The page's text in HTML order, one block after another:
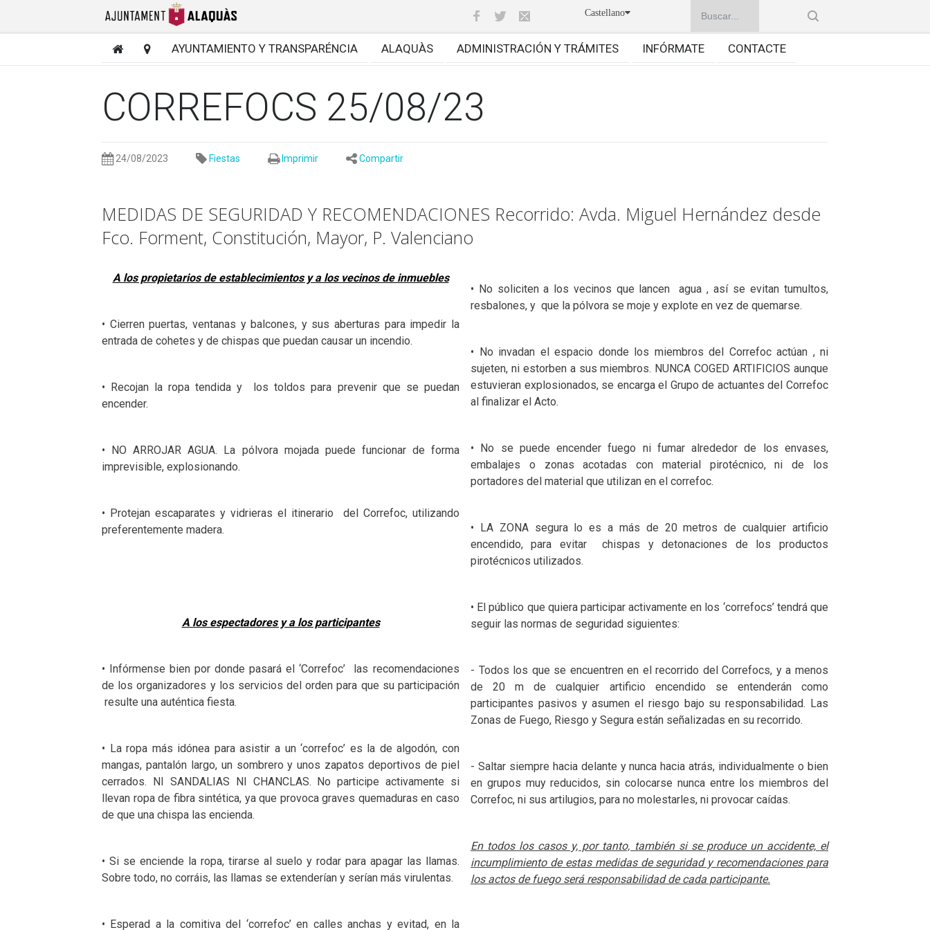
Castellano
AYUNTAMIENTO Y TRANSPARÉNCIA ALAQUÀS ADMINISTRACIÓN Y TRÁMITES INFÓRMATE CONTACTE
CORREFOCS 25/08/23
24/08/2023 Fiestas Imprimir Compartir
MEDIDAS DE SEGURIDAD Y RECOMENDACIONES Recorrido: Avda. Miguel Hernández desde
Fco. Forment, Constitución, Mayor, P. Valenciano
A los propietarios de establecimientos y a los vecinos de inmuebles
• Cierren puertas, ventanas y balcones, y sus aberturas para impedir la
entrada de cohetes y de chispas que puedan causar un incendio.
• Recojan la ropa tendida y
los toldos para prevenir que se puedan
encender.
• NO ARROJAR AGUA. La pólvora mojada puede funcionar de forma
imprevisible, explosionando.
• Protejan escaparates y vidrieras el itinerario
del Correfoc, utilizando
preferentemente madera.
A los espectadores y a los participantes
• Infórmense bien por donde pasará el ‘Correfoc’
las recomendaciones
de los organizadores y los servicios del orden para que su participación
resulte una auténtica fiesta.
• La ropa más idónea para asistir a un ‘correfoc’ es la de algodón, con
mangas, pantalón largo, un sombrero y unos zapatos deportivos de piel
cerrados. NI SANDALIAS NI CHANCLAS. No participe activamente si
llevan ropa de fibra sintética, ya que provoca graves quemaduras en caso
de que una chispa las encienda.
• Si se enciende la ropa, tirarse al suelo y rodar para apagar las llamas.
Sobre todo, no corráis, las llamas se extenderían y serían más virulentas.
• Esperad a la comitiva del ‘correfoc’ en calles anchas y evitad, en la
• No soliciten a los vecinos que lancen
agua , así se evitan tumultos,
resbalones, y que la pólvora se moje y explote en vez de quemarse.
• No invadan el espacio donde los miembros del Correfoc actúan , ni
sujeten, ni estorben a sus miembros. NUNCA COGED ARTIFICIOS aunque
estuvieran explosionados, se encarga el Grupo de actuantes del Correfoc
al finalizar el Acto.
• No se puede encender fuego ni fumar alrededor de los envases,
embalajes o zonas acotadas con material pirotécnico, ni de los
portadores del material que utilizan en el correfoc.
• LA ZONA segura lo es a más de 20 metros de cualquier artificio
encendido, para evitar
chispas y detonaciones de los productos
pirotécnicos utilizados.
• El público que quiera participar activamente en los ‘correfocs’ tendrá que
seguir las normas de seguridad siguientes:
- Todos los que se encuentren en el recorrido del Correfocs, y a menos
de 20 m de cualquier artificio encendido se entenderán como
participantes pasivos y asumen el riesgo bajo su responsabilidad. Las
Zonas de Fuego, Riesgo y Segura están señalizadas en su recorrido.
- Saltar siempre hacia delante y nunca hacia atrás, individualmente o bien
en grupos muy reducidos, sin colocarse nunca entre los miembros del
Correfoc, ni sus artilugios, para no molestarles, ni provocar caídas.
En todos los casos y, por tanto, también si se produce un accidente, el
incumplimiento de estas medidas de seguridad y recomendaciones para
los actos de fuego será responsabilidad de cada participante.